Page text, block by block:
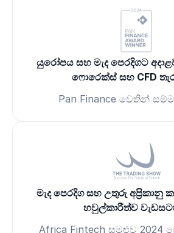
යුරෝපය සහ මැද පෙරදිගට
ෆොරෙක්ස් සහ CFD
Pan Finance වෙතින්
මැද පෙරදිග සහ උතුරු අප්‍රිකානු
හවුල්කාරීත්ව
Africa Fintech සමුළුව 2024